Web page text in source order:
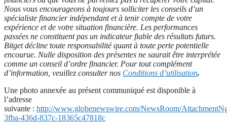
Nous vous encourageons à toujours solliciter les conseils d’un
spécialiste financier indépendant et à tenir compte de votre
expérience et de votre situation financière. Les performances
passées ne constituent pas un indicateur fiable des résultats futurs.
Bitget décline toute responsabilité quant à toute perte potentielle
encourue. Nulle disposition des présentes ne saurait être interprétée
comme un conseil d’ordre financier. Pour tout complément
d’information, veuillez consulter nos Conditions d’utilisation.
Une photo annexée au présent communiqué est disponible à
l’adresse
suivante : http://www.globenewswire.com/NewsRoom/
3fba-436d-837c-18365c47818c